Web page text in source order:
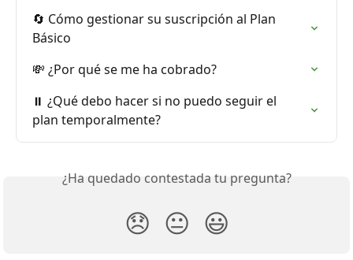
🔄 Cómo gestionar su suscripción al Plan
Básico
💸 ¿Por qué se me ha cobrado?
⏸️ ¿Qué debo hacer si no puedo seguir el
plan temporalmente?
¿Ha quedado contestada tu pregunta?
😞 😐 😃